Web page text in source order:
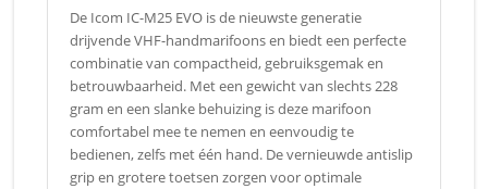
De Icom IC-M25 EVO is de nieuwste generatie
drijvende VHF-handmarifoons en biedt een perfecte
combinatie van compactheid, gebruiksgemak en
betrouwbaarheid. Met een gewicht van slechts 228
gram en een slanke behuizing is deze marifoon
comfortabel mee te nemen en eenvoudig te
bedienen, zelfs met één hand. De vernieuwde antislip
grip en grotere toetsen zorgen voor optimale